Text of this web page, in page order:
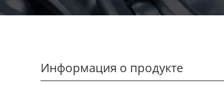
Информация о продукте